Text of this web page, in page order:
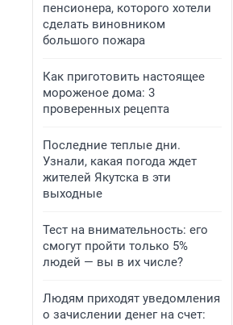
пенсионера, которого хотели
сделать виновником
большого пожара
Как приготовить настоящее
мороженое дома: 3
проверенных рецепта
Последние теплые дни.
Узнали, какая погода ждет
жителей Якутска в эти
выходные
Тест на внимательность: его
смогут пройти только 5%
людей — вы в их числе?
Людям приходят уведомления
о зачислении денег на счет: